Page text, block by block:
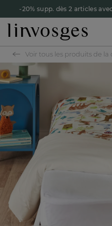
-20% supp. dès 2 articles
Voir tous les produits de la